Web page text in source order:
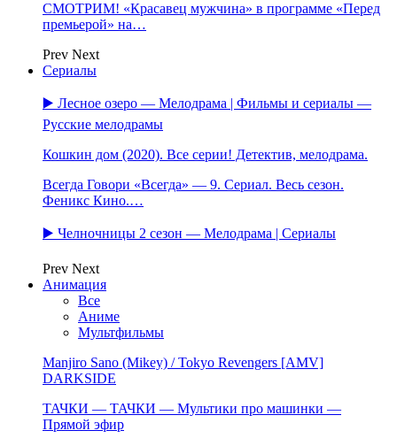
СМОТРИМ! «Красавец мужчина» в программе «Перед
премьерой» на…
Prev Next
Сериалы
▶️ Лесное озеро — Мелодрама | Фильмы и сериалы —
Русские мелодрамы
Кошкин дом (2020). Все серии! Детектив, мелодрама.
Всегда Говори «Всегда» — 9. Сериал. Весь сезон.
Феникс Кино.…
▶️ Челночницы 2 сезон — Мелодрама | Сериалы
Prev Next
Анимация
Все
Аниме
Мультфильмы
Manjiro Sano (Mikey) / Tokyo Revengers [AMV]
DARKSIDE
ТАЧКИ — ТАЧКИ — Мультики про машинки —
Прямой эфир